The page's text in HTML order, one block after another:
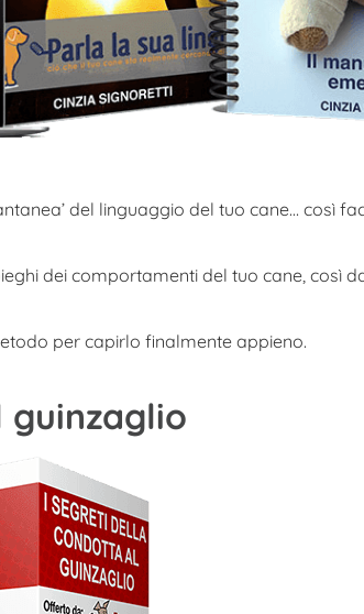
del linguaggio del tuo cane… così
dei comportamenti del tuo cane, così
per capirlo finalmente appieno.